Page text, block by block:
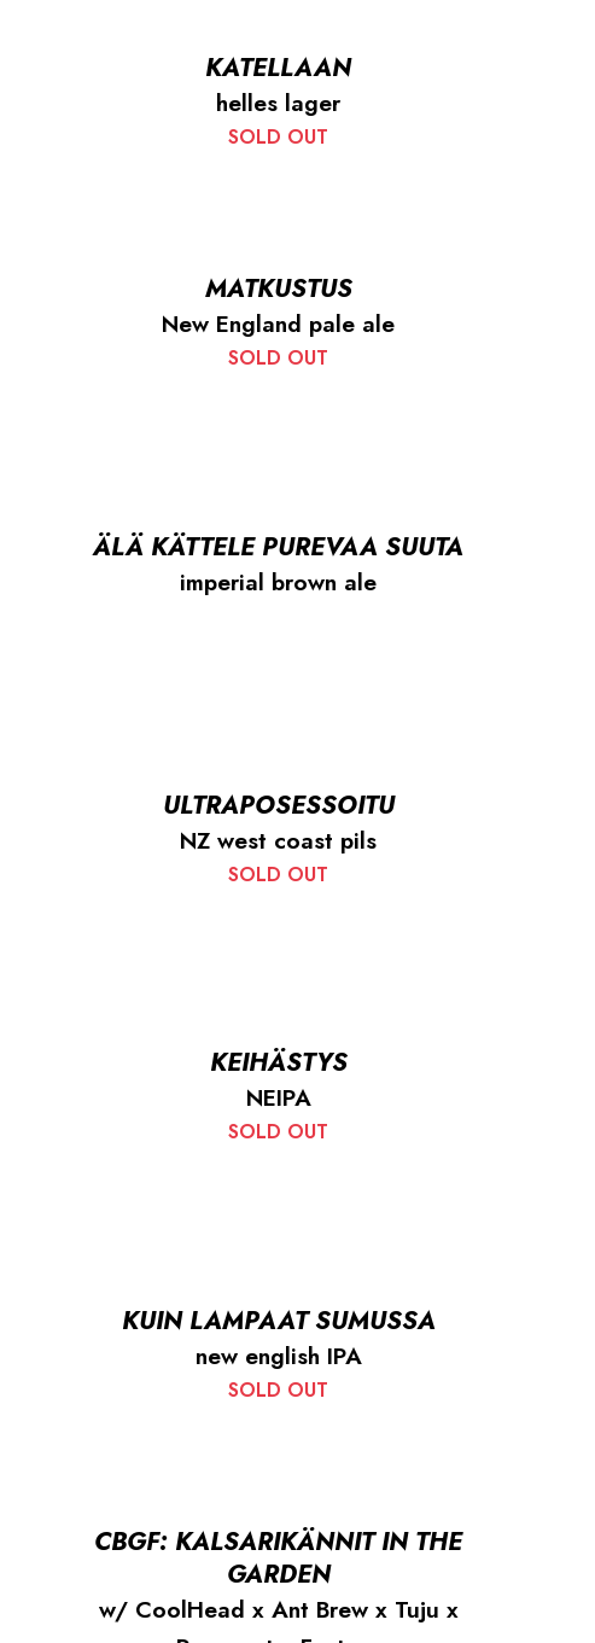
KATELLAAN
helles lager
SOLD OUT
MATKUSTUS
New England pale ale
SOLD OUT
ÄLÄ KÄTTELE PUREVAA SUUTA
imperial brown ale
ULTRAPOSESSOITU
NZ west coast pils
SOLD OUT
KEIHÄSTYS
NEIPA
SOLD OUT
KUIN LAMPAAT SUMUSSA
new english IPA
SOLD OUT
CBGF: KALSARIKÄNNIT IN THE
GARDEN
w/ CoolHead x Ant Brew x Tuju x